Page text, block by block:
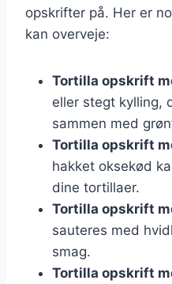
opskrifter på. Her er
kan overveje:
Tortilla opskrift
eller stegt kylling,
sammen med
Tortilla opskrift
hakket oksekød
dine tortillaer.
Tortilla opskrift
sauteres med
smag.
Tortilla opskrift